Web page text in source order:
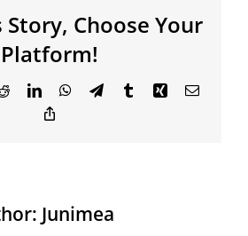
Story, Choose Your
Platform!
RedditLinkedInWhatsApp
TelegramTumblrXing Email
Junimea